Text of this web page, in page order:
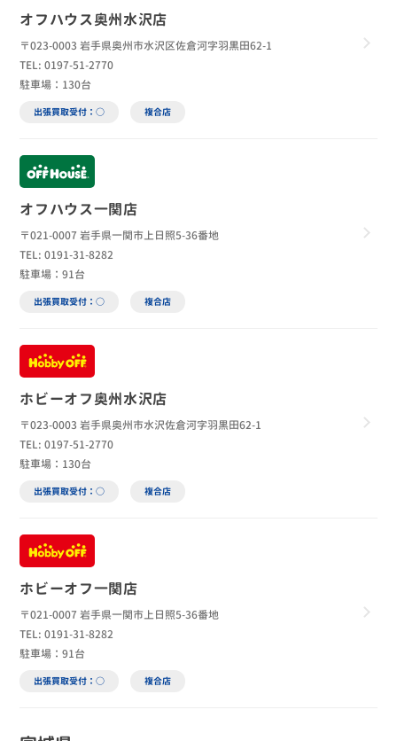
オフハウス奥州水沢店
〒023-0003 岩手県奥州市水沢区佐倉河字羽黒田62-1
TEL: 0197-51-2770
駐車場：130台
出張買取受付：○ 複合店
オフハウス一関店
〒021-0007 岩手県一関市上日照5-36番地
TEL: 0191-31-8282
駐車場：91台
出張買取受付：○ 複合店
ホビーオフ奥州水沢店
〒023-0003 岩手県奥州市水沢佐倉河字羽黒田62-1
TEL: 0197-51-2770
駐車場：130台
出張買取受付：○ 複合店
ホビーオフ一関店
〒021-0007 岩手県一関市上日照5-36番地
TEL: 0191-31-8282
駐車場：91台
出張買取受付：○ 複合店